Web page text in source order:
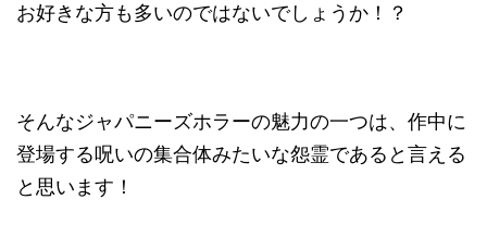
お好きな方も多いのではないでしょうか！？
そんなジャパニーズホラーの魅力の一つは、作中に
登場する呪いの集合体みたいな怨霊であると言える
と思います！